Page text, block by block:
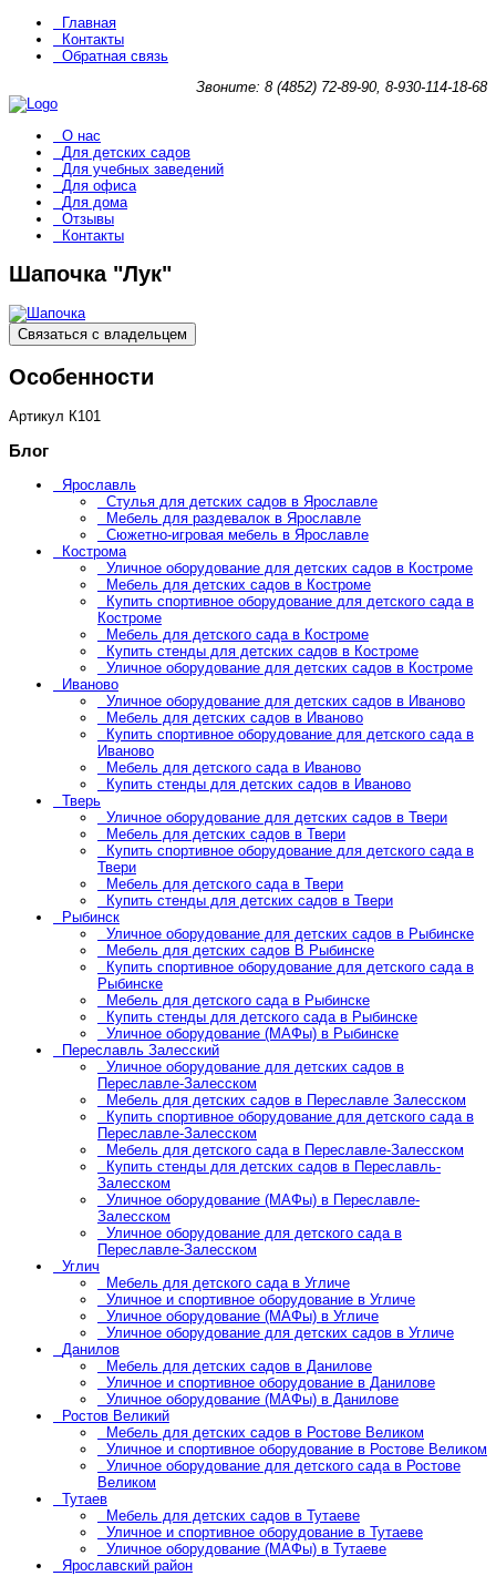
Главная
Контакты
Обратная связь
Звоните: 8 (4852) 72-89-90, 8-930-114-18-68
О нас
Для детских садов
Для учебных заведений
Для офиса
Для дома
Отзывы
Контакты
Шапочка "Лук"
Связаться с владельцем
Особенности
Артикул К101
Блог
Ярославль
Стулья для детских садов в Ярославле
Мебель для раздевалок в Ярославле
Сюжетно-игровая мебель в Ярославле
Кострома
Уличное оборудование для детских садов в Костроме
Мебель для детских садов в Костроме
Купить спортивное оборудование для детского сада в
Костроме
Мебель для детского сада в Костроме
Купить стенды для детских садов в Костроме
Уличное оборудование для детских садов в Костроме
Иваново
Уличное оборудование для детских садов в Иваново
Мебель для детских садов в Иваново
Купить спортивное оборудование для детского сада в
Иваново
Мебель для детского сада в Иваново
Купить стенды для детских садов в Иваново
Тверь
Уличное оборудование для детских садов в Твери
Мебель для детских садов в Твери
Купить спортивное оборудование для детского сада в
Твери
Мебель для детского сада в Твери
Купить стенды для детских садов в Твери
Рыбинск
Уличное оборудование для детских садов в Рыбинске
Мебель для детских садов В Рыбинске
Купить спортивное оборудование для детского сада в
Рыбинске
Мебель для детского сада в Рыбинске
Купить стенды для детского сада в Рыбинске
Уличное оборудование (МАФы) в Рыбинске
Переславль Залесский
Уличное оборудование для детских садов в
Переславле-Залесском
Мебель для детских садов в Переславле Залесском
Купить спортивное оборудование для детского сада в
Переславле-Залесском
Мебель для детского сада в Переславле-Залесском
Купить стенды для детских садов в Переславль-
Залесском
Уличное оборудование (МАФы) в Переславле-
Залесском
Уличное оборудование для детского сада в
Переславле-Залесском
Углич
Мебель для детского сада в Угличе
Уличное и спортивное оборудование в Угличе
Уличное оборудование (МАФы) в Угличе
Уличное оборудование для детских садов в Угличе
Данилов
Мебель для детских садов в Данилове
Уличное и спортивное оборудование в Данилове
Уличное оборудование (МАФы) в Данилове
Ростов Великий
Мебель для детских садов в Ростове Великом
Уличное и спортивное оборудование в Ростове Великом
Уличное оборудование для детского сада в Ростове
Великом
Тутаев
Мебель для детских садов в Тутаеве
Уличное и спортивное оборудование в Тутаеве
Уличное оборудование (МАФы) в Тутаеве
Ярославский район